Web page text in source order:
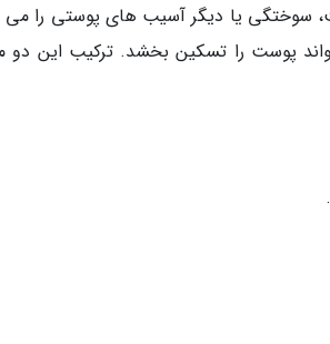
سوختگی یا دیگر آسیب های پوستی را می
پوست را تسکین بخشد. ترکیب این دو